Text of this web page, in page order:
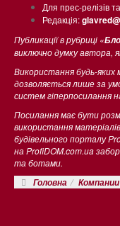
Для прес-релізів
Редакція:
Публикації в рубриці «
виключно думку автора,
Використання будь-яких
дозволяється лише за
систем гіперпосилання
Посилання має бути
використання
будівельного порталу
на ProfiDOM.com.ua
та ботами.
Головна
Компании